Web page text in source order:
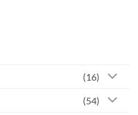
(16)
(54)